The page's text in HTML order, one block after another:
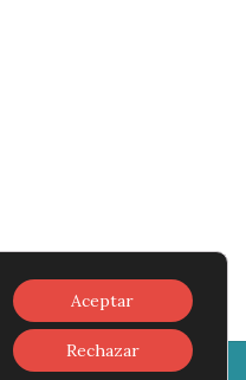
Aceptar
Rechazar